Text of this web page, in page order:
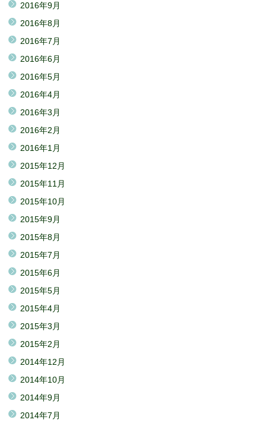
2016年9月
2016年8月
2016年7月
2016年6月
2016年5月
2016年4月
2016年3月
2016年2月
2016年1月
2015年12月
2015年11月
2015年10月
2015年9月
2015年8月
2015年7月
2015年6月
2015年5月
2015年4月
2015年3月
2015年2月
2014年12月
2014年10月
2014年9月
2014年7月